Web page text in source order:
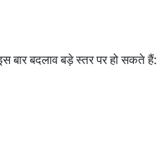
बदलाव बड़े स्तर पर हो सकते हैं: